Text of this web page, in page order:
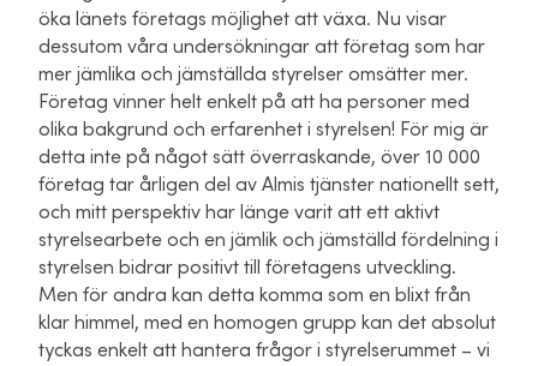
öka länets företags möjlighet att växa. Nu visar
dessutom våra undersökningar att företag som har
mer jämlika och jämställda styrelser omsätter mer.
Företag vinner helt enkelt på att ha personer med
olika bakgrund och erfarenhet i styrelsen! För mig är
detta inte på något sätt överraskande, över 10 000
företag tar årligen del av Almis tjänster nationellt sett,
och mitt perspektiv har länge varit att ett aktivt
styrelsearbete och en jämlik och jämställd fördelning i
styrelsen bidrar positivt till företagens utveckling.
Men för andra kan detta komma som en blixt från
klar himmel, med en homogen grupp kan det absolut
tyckas enkelt att hantera frågor i styrelserummet – vi